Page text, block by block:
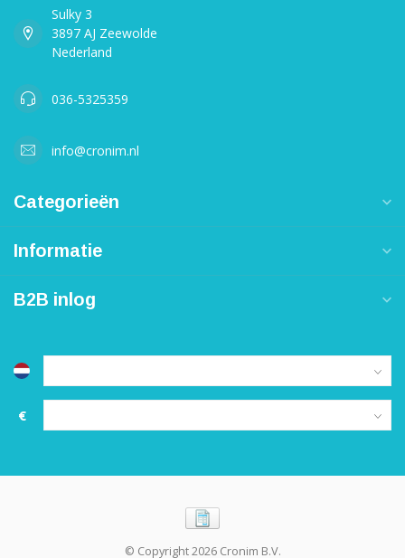
Sulky 3
3897 AJ Zeewolde
Nederland
036-5325359
info@cronim.nl
Categorieën
Informatie
B2B inlog
€
© Copyright 2026 Cronim B.V.